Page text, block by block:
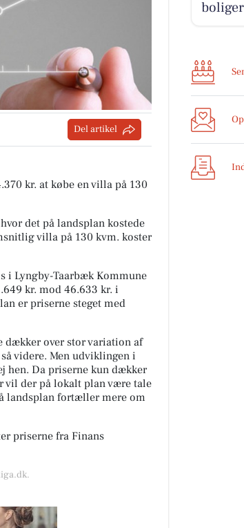
Del artikel
kr. at købe en villa på 130
det på landsplan kostede
villa på 130 kvm. koster
i Lyngby-Taarbæk Kommune
kr. mod 46.633 kr. i
er priserne steget med
dækker over stor variation af
videre. Men udviklingen i
hen. Da priserne kun dækker
vil der på lokalt plan være tale
landsplan fortæller mere om
priserne fra Finans